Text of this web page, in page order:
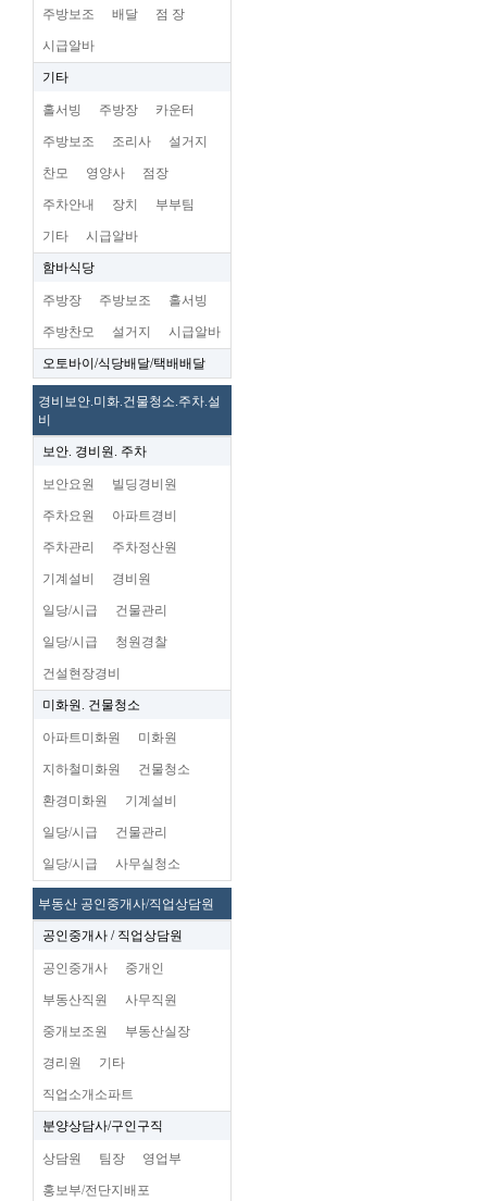
주방보조 배달 점 장
시급알바
기타
홀서빙 주방장 카운터
주방보조 조리사 설거지
찬모 영양사 점장
주차안내 장치 부부팀
기타 시급알바
함바식당
주방장 주방보조 홀서빙
주방찬모 설거지 시급알바
오토바이/식당배달/택배배달
경비보안.미화.건물청소.주차.설
비
보안. 경비원. 주차
보안요원 빌딩경비원
주차요원 아파트경비
주차관리 주차정산원
기계설비 경비원
일당/시급 건물관리
일당/시급 청원경찰
건설현장경비
미화원. 건물청소
아파트미화원 미화원
지하철미화원 건물청소
환경미화원 기계설비
일당/시급 건물관리
일당/시급 사무실청소
부동산 공인중개사/직업상담원
공인중개사 / 직업상담원
공인중개사 중개인
부동산직원 사무직원
중개보조원 부동산실장
경리원 기타
직업소개소파트
분양상담사/구인구직
상담원 팀장 영업부
홍보부/전단지배포